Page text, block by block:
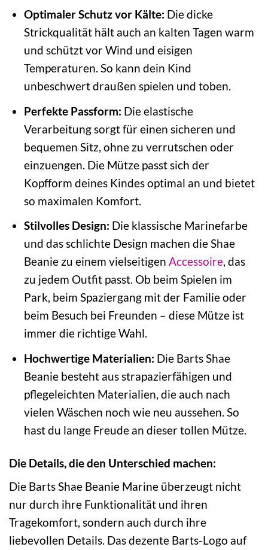
Optimaler Schutz vor Kälte: Die dicke
Strickqualität hält auch an kalten Tagen warm
und schützt vor Wind und eisigen
Temperaturen. So kann dein Kind
unbeschwert draußen spielen und toben.
Perfekte Passform: Die elastische
Verarbeitung sorgt für einen sicheren und
bequemen Sitz, ohne zu verrutschen oder
einzuengen. Die Mütze passt sich der
Kopfform deines Kindes optimal an und bietet
so maximalen Komfort.
Stilvolles Design: Die klassische Marinefarbe
und das schlichte Design machen die Shae
Beanie zu einem vielseitigen Accessoire, das
zu jedem Outfit passt. Ob beim Spielen im
Park, beim Spaziergang mit der Familie oder
beim Besuch bei Freunden – diese Mütze ist
immer die richtige Wahl.
Hochwertige Materialien: Die Barts Shae
Beanie besteht aus strapazierfähigen und
pflegeleichten Materialien, die auch nach
vielen Wäschen noch wie neu aussehen. So
hast du lange Freude an dieser tollen Mütze.
Die Details, die den Unterschied machen:
Die Barts Shae Beanie Marine überzeugt nicht
nur durch ihre Funktionalität und ihren
Tragekomfort, sondern auch durch ihre
liebevollen Details. Das dezente Barts-Logo auf